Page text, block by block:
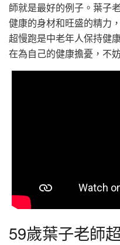
師就是最好的例子。葉子
健康的身材和旺盛的精力
超慢跑是中老年人保持健
在為自己的健康擔憂，不
59歲葉子老師